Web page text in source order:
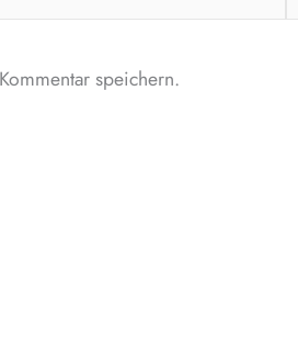
speichern.